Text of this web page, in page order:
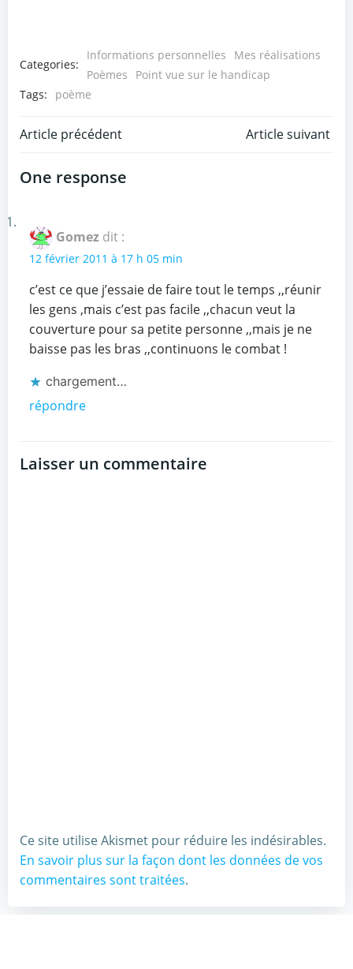
Categories:
Informations personnelles
Mes réalisations
Poèmes
Point vue sur le handicap
Tags:
poème
Post
navigation
Article précédent Article suivant
One response
Gomez dit :
12 février 2011 à 17 h 05 min
c’est ce que j’essaie de faire tout le temps ,,réunir
les gens ,mais c’est pas facile ,,chacun veut la
couverture pour sa petite personne ,,mais je ne
baisse pas les bras ,,continuons le combat !
chargement…
répondre
Laisser un commentaire
Ce site utilise Akismet pour réduire les indésirables.
En savoir plus sur la façon dont les données de vos
commentaires sont traitées.